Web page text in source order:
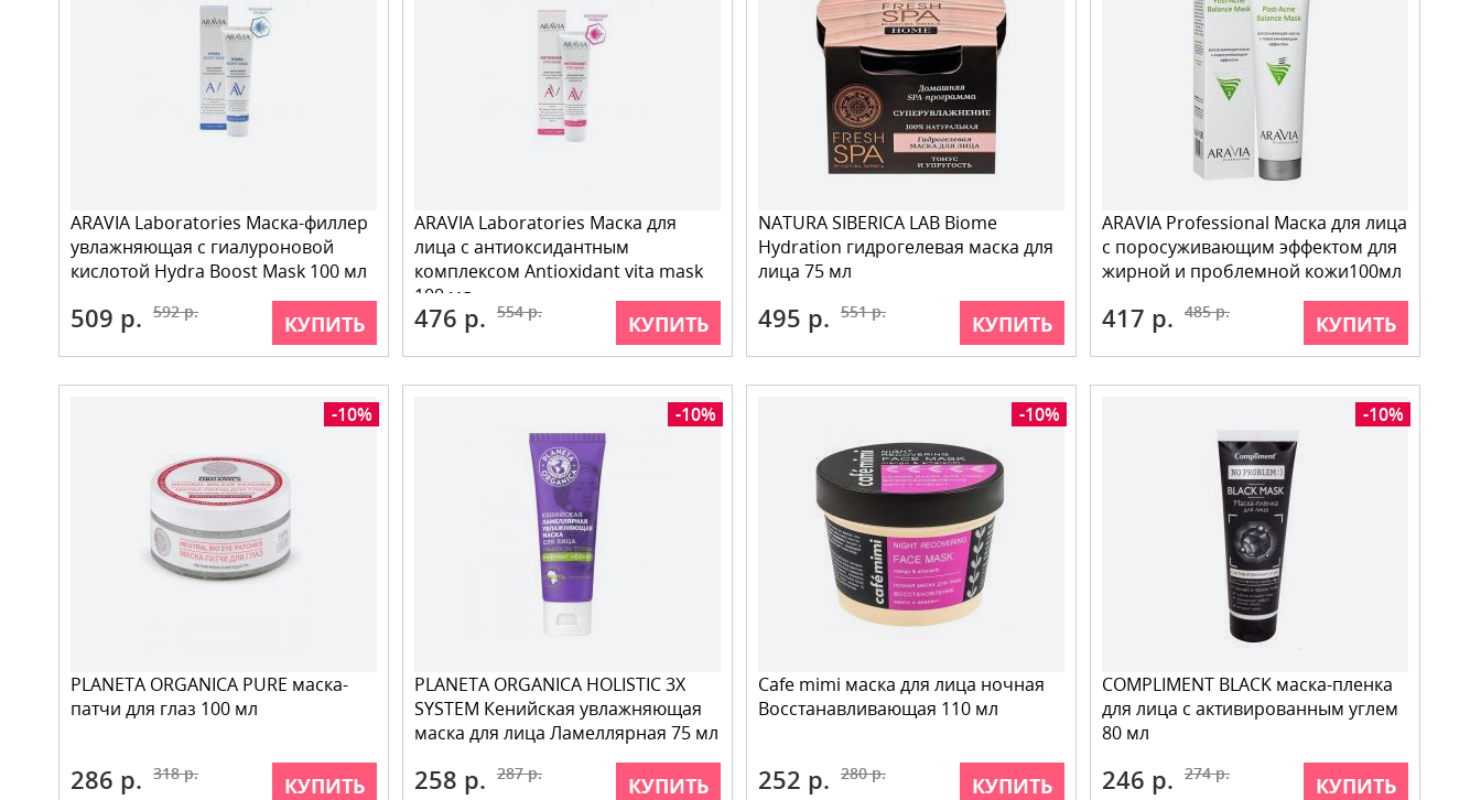
ARAVIA Laboratories Маска-филлер
увлажняющая с гиалуроновой
кислотой Hydra Boost Mask 100 мл
509 р. 592 р. КУПИТЬ
ARAVIA Laboratories Маска для
лица с антиоксидантным
комплексом Antioxidant vita mask
100 мл
476 р. 554 р. КУПИТЬ
NATURA SIBERICA LAB Biome
Hydration гидрогелевая маска для
лица 75 мл
495 р. 551 р. КУПИТЬ
ARAVIA Professional Маска для лица
с поросуживающим эффектом для
жирной и проблемной кожи100мл
417 р. 485 р. КУПИТЬ
-10%
PLANETA ORGANICA PURE маска-
патчи для глаз 100 мл
286 р. 318 р. КУПИТЬ
-10%
PLANETA ORGANICA HOLISTIC 3X
SYSTEM Кенийская увлажняющая
маска для лица Ламеллярная 75 мл
258 р. 287 р. КУПИТЬ
-10%
Cafe mimi маска для лица ночная
Восстанавливающая 110 мл
252 р. 280 р. КУПИТЬ
-10%
COMPLIMENT BLACK маска-пленка
для лица с активированным углем
80 мл
246 р. 274 р. КУПИТЬ